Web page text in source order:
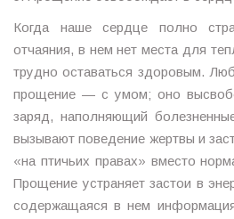
Когда наше сердце полно
отчаяния, в нем нет места для
трудно оставаться здоровым.
прощение — с умом; оно
заряд, наполняющий
вызывают поведение жертвы и
«на птичьих правах» вместо
Прощение устраняет застои в
содержащаяся в нем